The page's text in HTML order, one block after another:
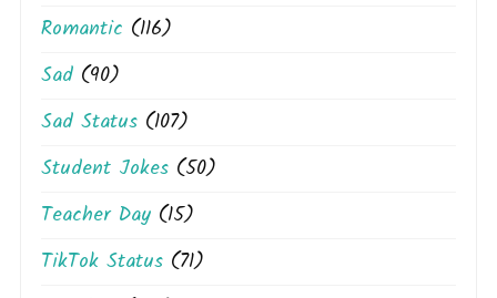
Romantic (116)
Sad (90)
Sad Status (107)
Student Jokes (50)
Teacher Day (15)
TikTok Status (71)